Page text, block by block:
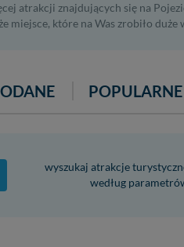
atrakcji znajdujących się na
miejsce, które na Was zrobiło
POPULARNE
wyszukaj atrakcje
według